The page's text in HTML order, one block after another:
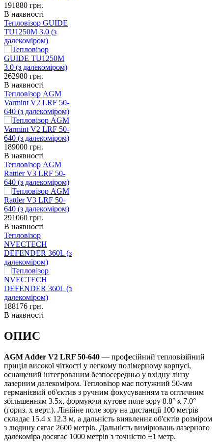
191880 грн.
В наявності
Тепловізор GUIDE
TU1250M 3.0 (з
далекоміром)
262980 грн.
В наявності
Тепловізор AGM
Varmint V2 LRF 50-
640 (з далекоміром)
189000 грн.
В наявності
Тепловізор AGM
Rattler V3 LRF 50-
640 (з далекоміром)
291060 грн.
В наявності
Тепловізор
NVECTECH
DEFENDER 360L (з
далекоміром)
188176 грн.
В наявності
ОПИС
AGM Adder V2 LRF 50-640 — професійний тепловізійний
приціл високої чіткості у легкому полімерному корпусі,
оснащений інтегрованим безпосередньо у вхідну лінзу
лазерним далекоміром. Тепловізор має потужний 50-мм
германієвий об'єктив з ручним фокусуванням та оптичним
збільшенням 3.5x, формуючи кутове поле зору 8.8° x 7.0°
(гориз. x верт.). Лінійне поле зору на дистанції 100 метрів
складає 15.4 x 12.3 м, а дальність виявлення об'єктів розміром
з людину сягає 2600 метрів. Дальність вимірювань лазерного
далекоміра досягає 1000 метрів з точністю ±1 метр.